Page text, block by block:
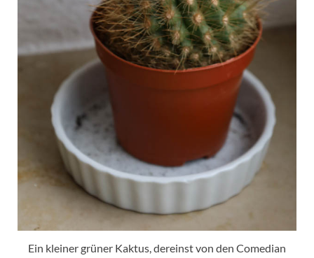
Ein kleiner grüner Kaktus, dereinst von den Comedian